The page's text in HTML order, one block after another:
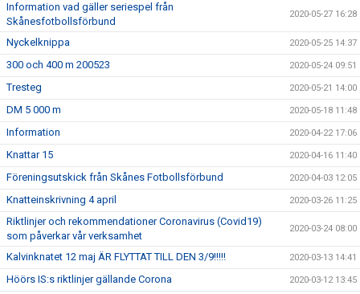
Information vad gäller seriespel från
Skånesfotbollsförbund
2020-05-27 16:28
Nyckelknippa 2020-05-25 14:37
300 och 400 m 200523 2020-05-24 09:51
Tresteg 2020-05-21 14:00
DM 5 000 m 2020-05-18 11:48
Information 2020-04-22 17:06
Knattar 15 2020-04-16 11:40
Föreningsutskick från Skånes Fotbollsförbund 2020-04-03 12:05
Knatteinskrivning 4 april 2020-03-26 11:25
Riktlinjer och rekommendationer Coronavirus (Covid19)
som påverkar vår verksamhet
2020-03-24 08:00
Kalvinknatet 12 maj ÄR FLYTTAT TILL DEN 3/9!!!!! 2020-03-13 14:41
Höörs IS:s riktlinjer gällande Corona 2020-03-12 13:45